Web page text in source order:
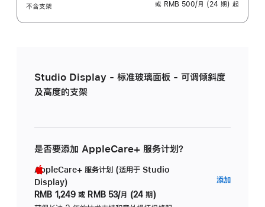
不含支架
或 RMB 500/月 (24 期) 起
Studio Display - 标准玻璃面板 - 可调倾斜度
及高度的支架
是否要添加 AppleCare+ 服务计划？
AppleCare+ 服务计划 (适用于 Studio
Display)
RMB 1,249 或 RMB 53/月 (24 期)
添加